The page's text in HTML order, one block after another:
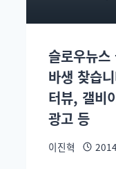
슬로우뉴
바생 찾습
터뷰, 갤비
광고 등
이진혁